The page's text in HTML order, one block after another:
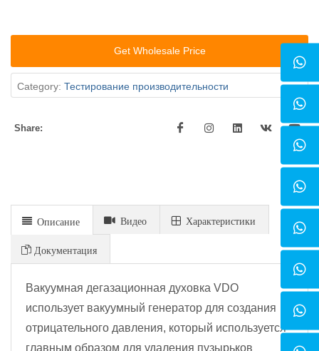
Get Wholesale Price
Category: Тестирование производительности
Share:
Описание Видео Xарактеристики
Документация
Вакуумная дегазационная духовка VDO
использует вакуумный генератор для создания
отрицательного давления, который используется
главным образом для удаления пузырьков